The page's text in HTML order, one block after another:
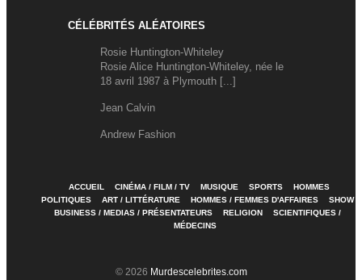
CÉLÉBRITÉS ALÉATOIRES
Rosie Huntington-Whiteley
Rosie Alice Huntington-Whiteley, née le
18 avril 1987 à Plymouth [...]
Jean Calvin
Andrew Fashion
ACCUEIL CINÉMA / FILM / TV MUSIQUE SPORTS
HOMMES
POLITIQUES
ART / LITTÉRATURE HOMMES / FEMMES D'AFFAIRES
SHOW
BUSINESS / MEDIAS / PRÉSENTATEURS
RELIGION
SCIENTIFIQUES /
MÉDECINS
© 2026 Murdescelebrites.com